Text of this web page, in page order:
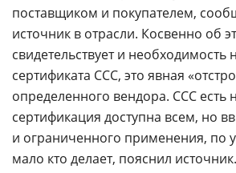
поставщиком и покупателем,
источник в отрасли. Косвенно об
свидетельствует и необходимость
сертификата ССС, это явная
определенного вендора. ССС есть
сертификация доступна всем, но
и ограниченного применения, по
мало кто делает, пояснил источник.